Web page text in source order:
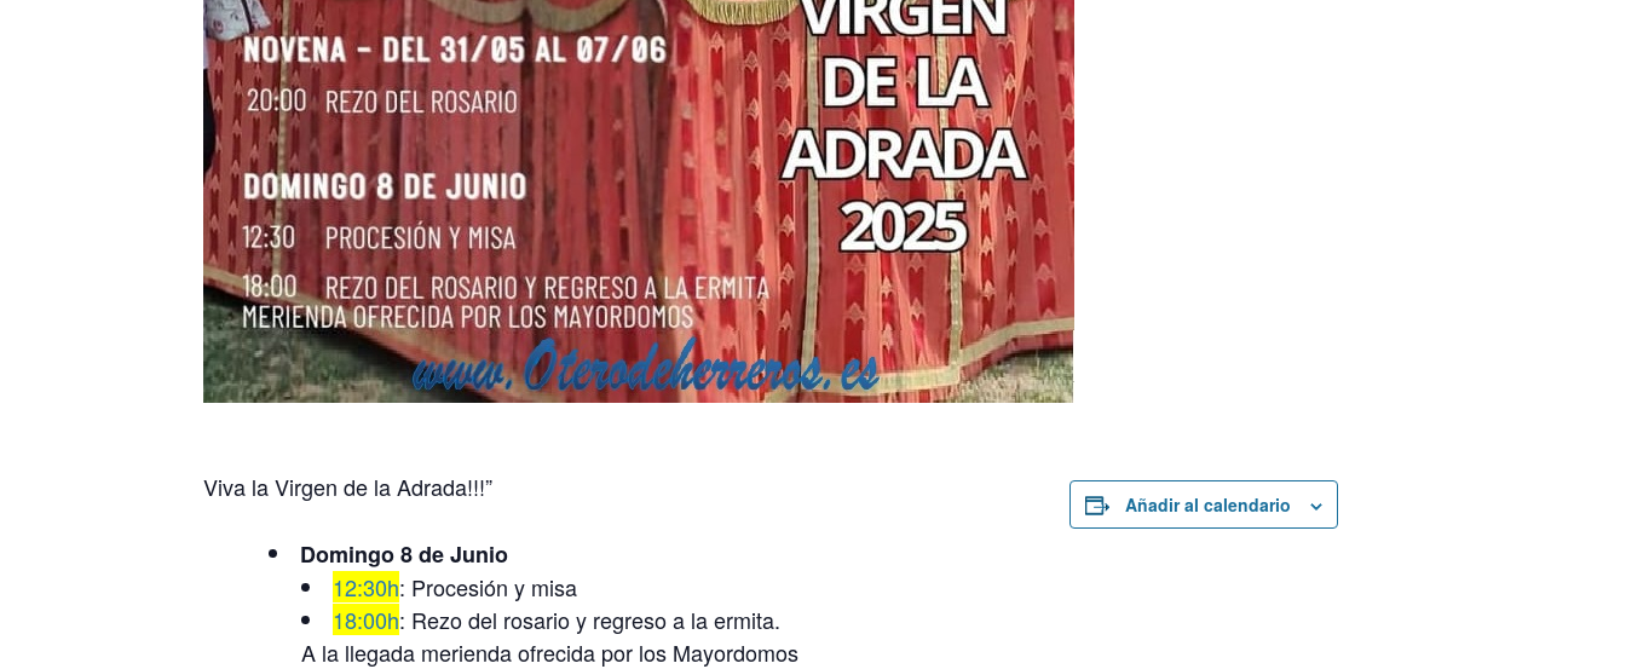
Viva la Virgen de la Adrada!!!”
Domingo 8 de Junio
12:30h: Procesión y misa
18:00h: Rezo del rosario y regreso a la ermita.
A la llegada merienda ofrecida por los Mayordomos
Añadir al calendario